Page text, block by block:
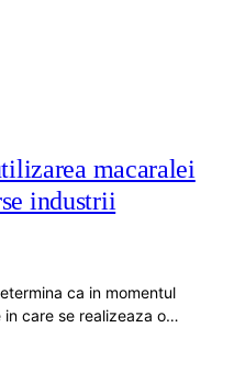
macaralei
industrii
ca in momentul
care se realizeaza o…